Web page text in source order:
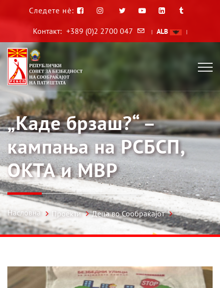
Следете нè:
Контакт: +389 (0)2 2700 047 | ALB |
„Каде брзаш?“ –
кампања на РСБСП,
ОКТА и МВР
Насловна Проекти Деца во Сообраќајот